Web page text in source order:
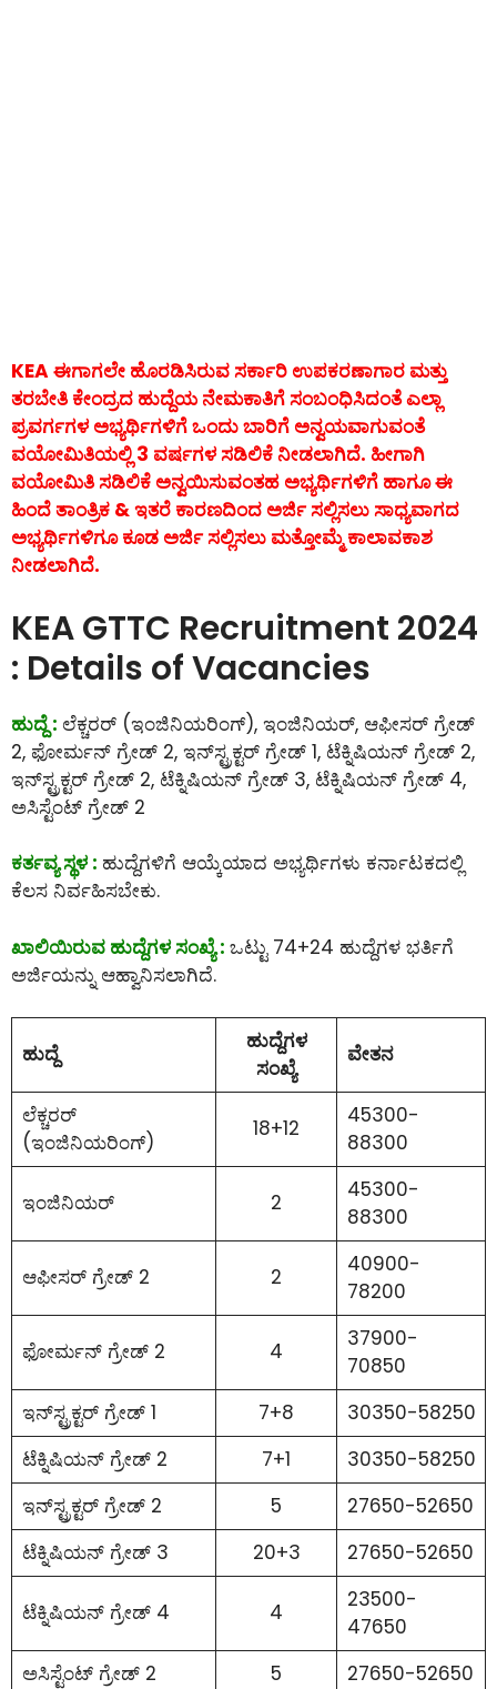
KEA ಈಗಾಗಲೇ ಹೊರಡಿಸಿರುವ ಸರ್ಕಾರಿ ಉಪಕರಣಾಗಾರ ಮತ್ತು
ತರಬೇತಿ ಕೇಂದ್ರದ ಹುದ್ದೆಯ ನೇಮಕಾತಿಗೆ ಸಂಬಂಧಿಸಿದಂತೆ ಎಲ್ಲಾ
ಪ್ರವರ್ಗಗಳ ಅಭ್ಯರ್ಥಿಗಳಿಗೆ ಒಂದು ಬಾರಿಗೆ ಅನ್ವಯವಾಗುವಂತೆ
ವಯೋಮಿತಿಯಲ್ಲಿ 3 ವರ್ಷಗಳ ಸಡಿಲಿಕೆ ನೀಡಲಾಗಿದೆ. ಹೀಗಾಗಿ
ವಯೋಮಿತಿ ಸಡಿಲಿಕೆ ಅನ್ವಯಿಸುವಂತಹ ಅಭ್ಯರ್ಥಿಗಳಿಗೆ ಹಾಗೂ ಈ
ಹಿಂದೆ ತಾಂತ್ರಿಕ & ಇತರೆ ಕಾರಣದಿಂದ ಅರ್ಜಿ ಸಲ್ಲಿಸಲು ಸಾಧ್ಯವಾಗದ
ಅಭ್ಯರ್ಥಿಗಳಿಗೂ ಕೂಡ ಅರ್ಜಿ ಸಲ್ಲಿಸಲು ಮತ್ತೋಮ್ಮೆ ಕಾಲಾವಕಾಶ
ನೀಡಲಾಗಿದೆ.
KEA GTTC Recruitment 2024
: Details of Vacancies
ಹುದ್ದೆ : ಲೆಕ್ಚರರ್ (ಇಂಜಿನಿಯರಿಂಗ್), ಇಂಜಿನಿಯರ್, ಆಫೀಸರ್ ಗ್ರೇಡ್
2, ಫೋರ್ಮನ್ ಗ್ರೇಡ್ 2, ಇನ್‌ಸ್ಟ್ರಕ್ಟರ್ ಗ್ರೇಡ್ 1, ಟೆಕ್ನಿಷಿಯನ್ ಗ್ರೇಡ್ 2,
ಇನ್‌ಸ್ಟ್ರಕ್ಟರ್ ಗ್ರೇಡ್ 2, ಟೆಕ್ನಿಷಿಯನ್ ಗ್ರೇಡ್ 3, ಟೆಕ್ನಿಷಿಯನ್ ಗ್ರೇಡ್ 4,
ಅಸಿಸ್ಟೆಂಟ್ ಗ್ರೇಡ್ 2
ಕರ್ತವ್ಯ ಸ್ಥಳ : ಹುದ್ದೆಗಳಿಗೆ ಆಯ್ಕೆಯಾದ ಅಭ್ಯರ್ಥಿಗಳು ಕರ್ನಾಟಕದಲ್ಲಿ
ಕೆಲಸ ನಿರ್ವಹಿಸಬೇಕು.
ಖಾಲಿಯಿರುವ ಹುದ್ದೆಗಳ ಸಂಖ್ಯೆ : ಒಟ್ಟು 74+24 ಹುದ್ದೆಗಳ ಭರ್ತಿಗೆ
ಅರ್ಜಿಯನ್ನು ಆಹ್ವಾನಿಸಲಾಗಿದೆ.
ಹುದ್ದೆ
ಹುದ್ದೆಗಳ
ಸಂಖ್ಯೆ
ವೇತನ
ಲೆಕ್ಚರರ್
(ಇಂಜಿನಿಯರಿಂಗ್)
18+12
45300-
88300
ಇಂಜಿನಿಯರ್ 2
45300-
88300
ಆಫೀಸರ್ ಗ್ರೇಡ್ 2 2
40900-
78200
ಫೋರ್ಮನ್ ಗ್ರೇಡ್ 2 4
37900-
70850
ಇನ್‌ಸ್ಟ್ರಕ್ಟರ್ ಗ್ರೇಡ್ 1
7+8
30350-58250
ಟೆಕ್ನಿಷಿಯನ್ ಗ್ರೇಡ್ 2
7+1
30350-58250
ಇನ್‌ಸ್ಟ್ರಕ್ಟರ್ ಗ್ರೇಡ್ 2
5
27650-52650
ಟೆಕ್ನಿಷಿಯನ್ ಗ್ರೇಡ್ 3
20+3 27650-52650
ಟೆಕ್ನಿಷಿಯನ್ ಗ್ರೇಡ್ 4 4
23500-
47650
ಅಸಿಸ್ಟೆಂಟ್ ಗ್ರೇಡ್ 2
5 27650-52650